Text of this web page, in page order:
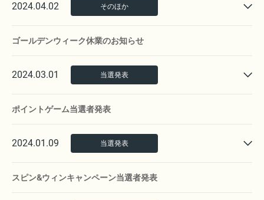
2024.04.02 そのほか
ゴールデンウィーク休業のお知らせ
2024.03.01 当選発表
ポイントゲーム当選者発表
2024.01.09 当選発表
スピン&ウィンキャンペーン当選者発表